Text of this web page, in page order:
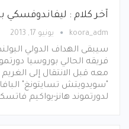
آخر كلام : ليفاندوفسكي
koora_adm يونيو 17, 2013
سيبقى الهداف الدولي
فريقه الحالي بوروسيا
معه قبل الانتقال إلى
"سويدويتش تسايتونغ"
لدورتموند هانز-يواكيم